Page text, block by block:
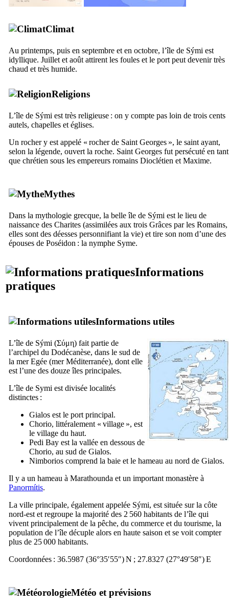
Climat
Au printemps, puis en septembre et en octobre, l’île de Sými est
idyllique. Juillet et août attirent les foules et le port peut devenir très
chaud et très humide.
Religions
L’île de Sými est très religieuse : on y compte pas loin de trois cents
autels, chapelles et églises.
Un rocher y est appelé « rocher de Saint Georges », le saint ayant,
selon la légende, ouvert la roche. Saint Georges fut persécuté en tant
que chrétien sous les empereurs romains Dioclétien et Maxime.
Mythes
Dans la mythologie grecque, la belle île de Sými est le lieu de
naissance des Charites (assimilées aux trois Grâces par les Romains,
elles sont des déesses personnifiant la vie) et tire son nom d’une des
épouses de Poséidon : la nymphe Syme.
Informations
pratiques
Informations utiles
L’île de Sými (Σύμη) fait partie de
l’archipel du Dodécanèse, dans le sud de
la mer Egée (mer Méditerranée), dont elle
est l’une des douze îles principales.
L’île de Symi est divisée localités
distinctes :
Gialos est le port principal.
Chorio, littéralement « village », est
le village du haut.
Pedi Bay est la vallée en dessous de
Chorio, au sud de Gialos.
Nimborios comprend la baie et le hameau au nord de Gialos.
Il y a un hameau à Marathounda et un important monastère à
Panormítis.
La ville principale, également appelée Sými, est située sur la côte
nord-est et regroupe la majorité des 2 560 habitants de l’île qui
vivent principalement de la pêche, du commerce et du tourisme, la
population de l’île décuple alors en haute saison et se voit compter
plus de 25 000 habitants.
Coordonnées : 36.5987 (36°35′55″)N ; 27.8327 (27°49′58″)E
Météo et prévisions